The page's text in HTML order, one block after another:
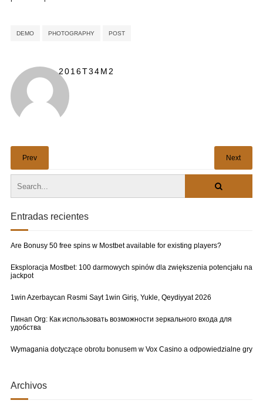
DEMO PHOTOGRAPHY POST
2016T34M2
Prev Next
Entradas recientes
Are Bonusy 50 free spins w Mostbet available for existing players?
Eksploracja Mostbet: 100 darmowych spinów dla zwiększenia potencjału na
jackpot
1win Azerbaycan Rəsmi Sayt 1win Giriş, Yukle, Qeydiyyat 2026
Пинап Org: Как использовать возможности зеркального входа для
удобства
Wymagania dotyczące obrotu bonusem w Vox Casino a odpowiedzialne gry
Archivos